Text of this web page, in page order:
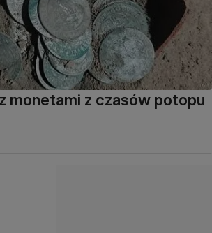
z monetami z czasów potopu